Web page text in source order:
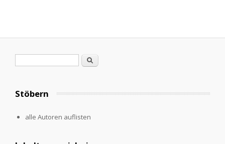
Search
Stöbern
alle Autoren auflisten